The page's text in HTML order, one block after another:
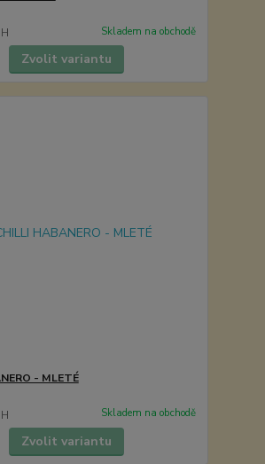
Skladem na obchodě
Zvolit variantu
- MLETÉ
Skladem na obchodě
Zvolit variantu